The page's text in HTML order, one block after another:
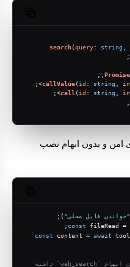
search(query: string
Promise
callValue( id : string
>;
call ( id : string
>;
;
امن و بدون ابهام نصب
"خواندن فایل محلی" );
const fileRead =
const content = await